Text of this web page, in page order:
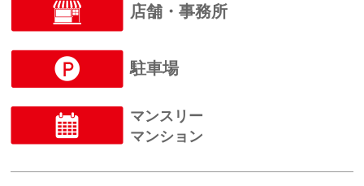
店舗・事務所
駐車場
マンスリー
マンション